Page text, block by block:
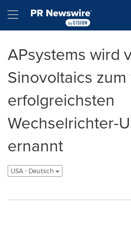
Hamburger menu
APsystems wird
Sinovoltaics
erfolgreichsten
Wechselrichter-
ernannt
USA - Deutsch